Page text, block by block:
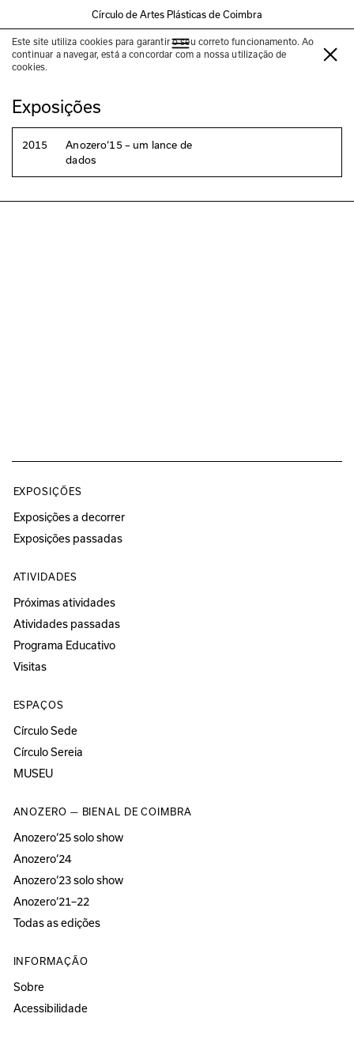
Círculo de Artes Plásticas de Coimbra
Este site utiliza cookies para garantir o seu correto funcionamento. Ao
continuar a navegar, está a concordar com a nossa utilização de
cookies.
Joana Lemos de Barros
Exposições
2015
Anozero‘15 – um lance de
dados
EXPOSIÇÕES
Exposições a decorrer
Exposições passadas
ATIVIDADES
Próximas atividades
Atividades passadas
Programa Educativo
Visitas
ESPAÇOS
Círculo Sede
Círculo Sereia
MUSEU
ANOZERO — BIENAL DE COIMBRA
Anozero‘25 solo show
Anozero‘24
Anozero‘23 solo show
Anozero‘21–22
Todas as edições
INFORMAÇÃO
Sobre
Acessibilidade